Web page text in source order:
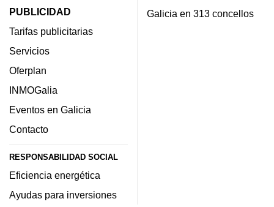
PUBLICIDAD
Tarifas publicitarias
Servicios
Oferplan
INMOGalia
Eventos en Galicia
Contacto
RESPONSABILIDAD SOCIAL
Eficiencia energética
Ayudas para inversiones
Galicia en 313 concellos